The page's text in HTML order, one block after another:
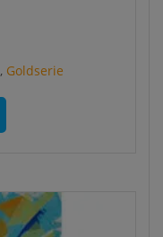
, Goldserie
Dieses
weist
auf.
Die
Optionen